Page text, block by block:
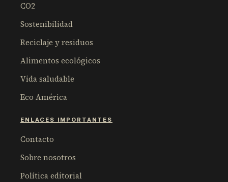
CO2
Sostenibilidad
Reciclaje y residuos
Alimentos ecológicos
Vida saludable
Eco América
ENLACES IMPORTANTES
Contacto
Sobre nosotros
Política editorial